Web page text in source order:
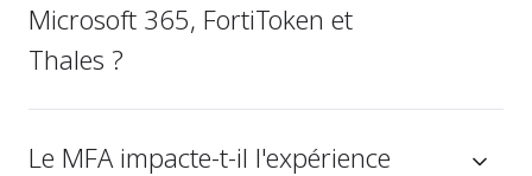
Microsoft 365, FortiToken et
Thales ?
Le MFA impacte-t-il l'expérience